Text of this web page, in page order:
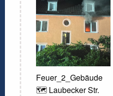
Feuer_2_Gebäude
🗺️ Laubecker Str.